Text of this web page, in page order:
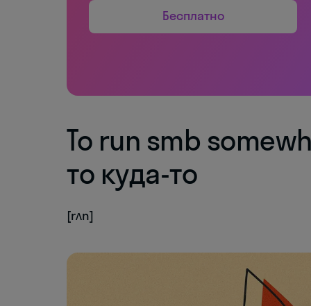
Бесплатно
To run smb
то куда-то
[rʌn]